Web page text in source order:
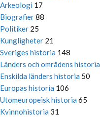
Arkeologi 17
Biografier88
Politiker 25
Kungligheter 21
Sveriges historia 148
Länders och områdens historia
Enskilda länders historia 50
Europas historia 106
Utomeuropeisk historia 65
Kvinnohistoria 31